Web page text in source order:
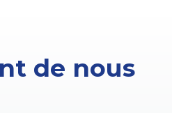
de nous